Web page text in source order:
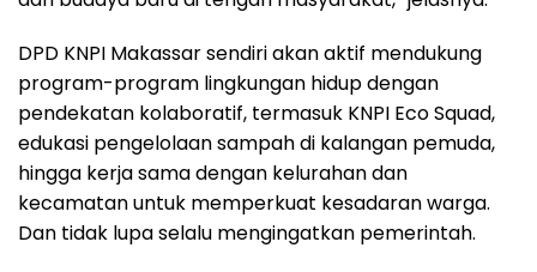
DPD KNPI Makassar sendiri akan aktif mendukung
program-program lingkungan hidup dengan
pendekatan kolaboratif, termasuk KNPI Eco Squad,
edukasi pengelolaan sampah di kalangan pemuda,
hingga kerja sama dengan kelurahan dan
kecamatan untuk memperkuat kesadaran warga.
Dan tidak lupa selalu mengingatkan pemerintah.